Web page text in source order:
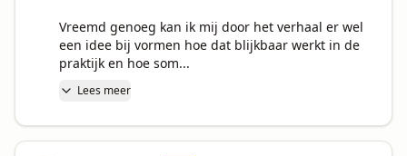
Vreemd genoeg kan ik mij door het verhaal er wel
een idee bij vormen hoe dat blijkbaar werkt in de
praktijk en hoe som...
Lees meer